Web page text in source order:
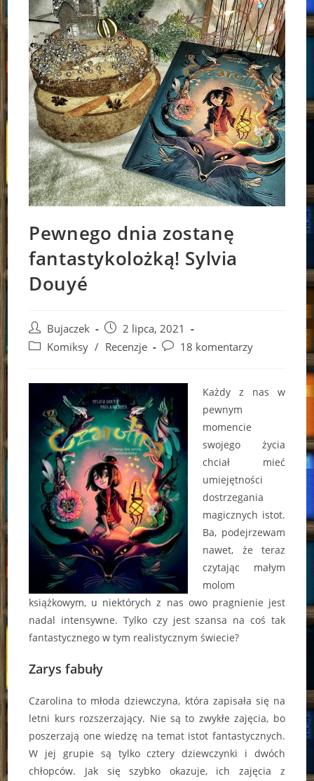
Pewnego dnia zostanę
fantastykolożką! Sylvia
Douyé
Post
author:
Bujaczek
Post
published:
2 lipca, 2021
PostKomiksy / Recenzje
Post18 komentarzy
Każdy z nas w
pewnym
momencie
swojego życia
chciał mieć
umiejętności
dostrzegania
magicznych istot.
Ba, podejrzewam
nawet, że teraz
czytając małym
molom
książkowym, u niektórych z nas owo pragnienie jest
nadal intensywne. Tylko czy jest szansa na coś tak
fantastycznego w tym realistycznym świecie?
Zarys fabuły
Czarolina to młoda dziewczyna, która zapisała się na
letni kurs rozszerzający. Nie są to zwykłe zajęcia, bo
poszerzają one wiedzę na temat istot fantastycznych.
W jej grupie są tylko cztery dziewczynki i dwóch
chłopców. Jak się szybko okazuje, ich zajęcia z